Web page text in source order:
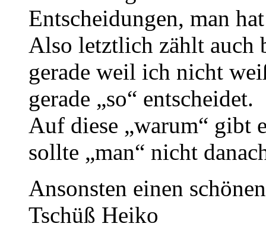
Entscheidungen, man
Also letztlich zählt auch
gerade weil ich nicht
gerade „so“ entscheidet.
Auf diese „warum“ gibt
sollte „man“ nicht
Ansonsten einen
Tschüß Heiko